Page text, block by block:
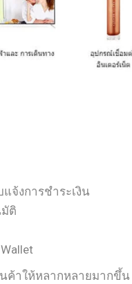
จ้งการชำระเงิน
ติ
ค้าให้หลากหลายมากขึ้